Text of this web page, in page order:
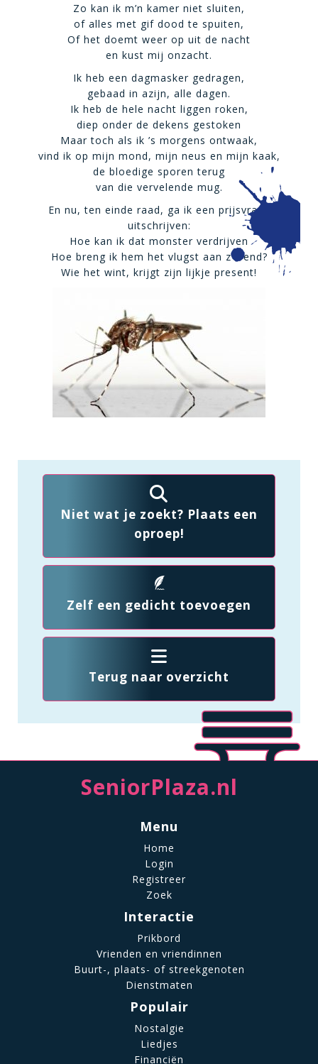
Zo kan ik m’n kamer niet sluiten,
of alles met gif dood te spuiten,
Of het doemt weer op uit de nacht
en kust mij onzacht.
Ik heb een dagmasker gedragen,
gebaad in azijn, alle dagen.
Ik heb de hele nacht liggen roken,
diep onder de dekens gestoken
Maar toch als ik ’s morgens ontwaak,
vind ik op mijn mond, mijn neus en mijn kaak,
de bloedige sporen terug
van die vervelende mug.
En nu, ten einde raad, ga ik een prijsvraag
uitschrijven:
Hoe kan ik dat monster verdrijven
Hoe breng ik hem het vlugst aan z’n end?
Wie het wint, krijgt zijn lijkje present!
Niet wat je zoekt? Plaats een
oproep!
Zelf een gedicht toevoegen
Terug naar overzicht
SeniorPlaza.nl
Menu
Home
Login
Registreer
Zoek
Interactie
Prikbord
Vrienden en vriendinnen
Buurt-, plaats- of streekgenoten
Dienstmaten
Populair
Nostalgie
Liedjes
Financiën